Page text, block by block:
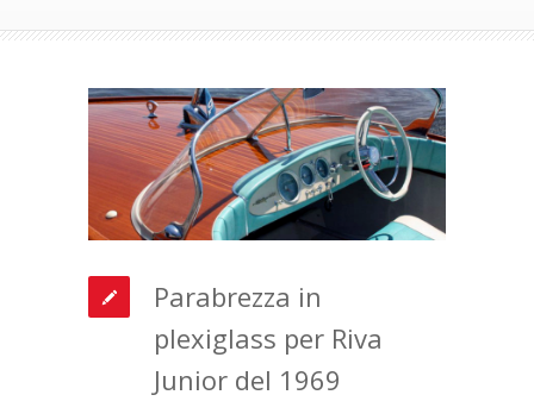
Parabrezza in
plexiglass per Riva
Junior del 1969